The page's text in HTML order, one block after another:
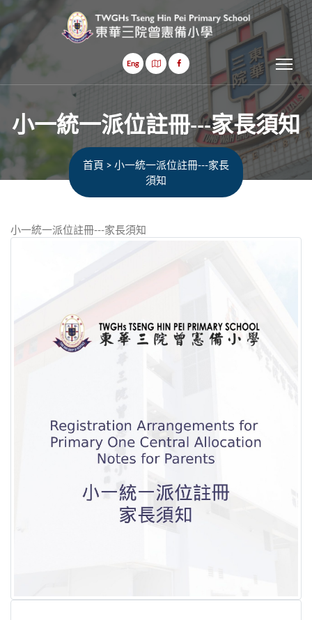
Eng
小一統一派位註冊---家長須知
首頁 > 小一統一派位註冊---家長
須知
小一統一派位註冊---家長須知